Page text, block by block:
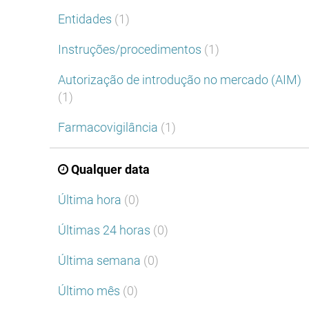
Entidades (1)
Instruções/procedimentos (1)
Autorização de introdução no mercado (AIM)
(1)
Farmacovigilância (1)
Qualquer data
Última hora (0)
Últimas 24 horas (0)
Última semana (0)
Último mês (0)